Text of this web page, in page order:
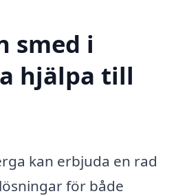
smed i
hjälpa till
kan erbjuda en rad
för både